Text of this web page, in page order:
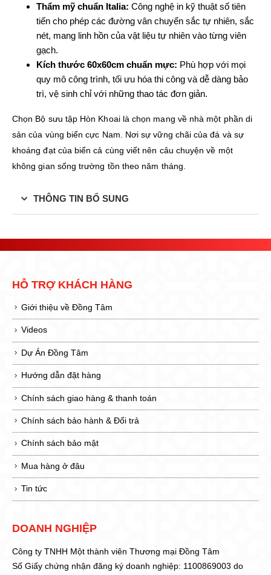
Thẩm mỹ chuẩn Italia: Công nghệ in kỹ thuật số tiên
tiến cho phép các đường vân chuyển sắc tự nhiên, sắc
nét, mang linh hồn của vật liệu tự nhiên vào từng viên
gạch.
Kích thước 60x60cm chuẩn mực: Phù hợp với mọi
quy mô công trình, tối ưu hóa thi công và dễ dàng bảo
trì, vệ sinh chỉ với những thao tác đơn giản.
Chọn Bộ sưu tập Hòn Khoai là chọn mang về nhà một phần di
sản của vùng biển cực Nam. Nơi sự vững chãi của đá và sự
khoáng đạt của biển cả cùng viết nên câu chuyện về một
không gian sống trường tồn theo năm tháng.
THÔNG TIN BỔ SUNG
HỖ TRỢ KHÁCH HÀNG
Giới thiệu về Đồng Tâm
Videos
Dự Án Đồng Tâm
Hướng dẫn đặt hàng
Chính sách giao hàng & thanh toán
Chính sách bảo hành & Đổi trả
Chính sách bảo mật
Mua hàng ở đâu
Tin tức
DOANH NGHIỆP
Công ty TNHH Một thành viên Thương mại Đồng Tâm
Số Giấy chứng nhận đăng ký doanh nghiệp: 1100869003 do